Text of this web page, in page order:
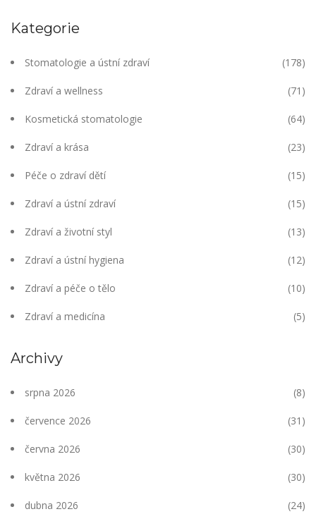
Kategorie
Stomatologie a ústní zdraví (178)
Zdraví a wellness (71)
Kosmetická stomatologie (64)
Zdraví a krása (23)
Péče o zdraví dětí (15)
Zdraví a ústní zdraví (15)
Zdraví a životní styl (13)
Zdraví a ústní hygiena (12)
Zdraví a péče o tělo (10)
Zdraví a medicína (5)
Archivy
srpna 2026 (8)
července 2026 (31)
června 2026 (30)
května 2026 (30)
dubna 2026 (24)